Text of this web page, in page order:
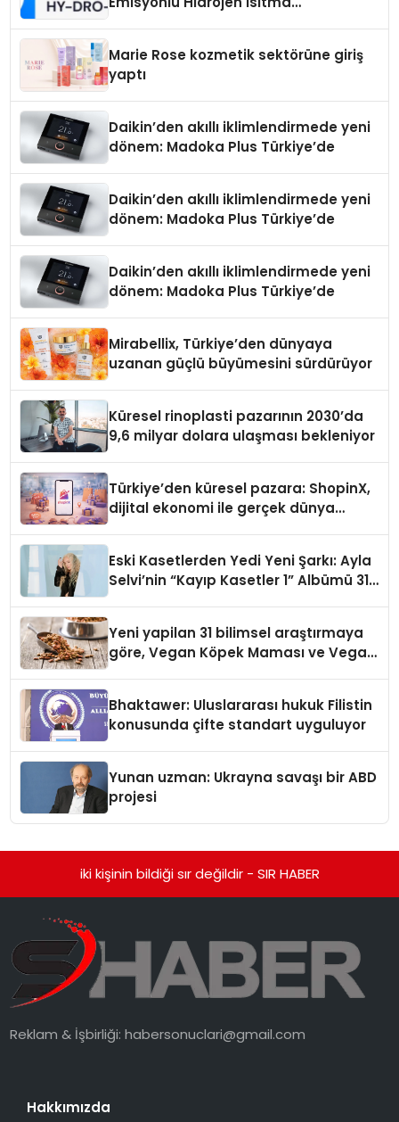
Marie Rose kozmetik sektörüne giriş
yaptı
Daikin’den akıllı iklimlendirmede yeni
dönem: Madoka Plus Türkiye’de
Daikin’den akıllı iklimlendirmede yeni
dönem: Madoka Plus Türkiye’de
Daikin’den akıllı iklimlendirmede yeni
dönem: Madoka Plus Türkiye’de
Mirabellix, Türkiye’den dünyaya
uzanan güçlü büyümesini sürdürüyor
Küresel rinoplasti pazarının 2030’da
9,6 milyar dolara ulaşması bekleniyor
Türkiye’den küresel pazara: ShopinX,
dijital ekonomi ile gerçek dünya
Eski Kasetlerden Yedi Yeni Şarkı: Ayla
Selvi’nin “Kayıp Kasetler 1” Albümü 31
Yeni yapilan 31 bilimsel araştırmaya
göre, Vegan Köpek Maması ve Vegan
Bhaktawer: Uluslararası hukuk Filistin
konusunda çifte standart uyguluyor
Yunan uzman: Ukrayna savaşı bir ABD
projesi
iki kişinin bildiği sır değildir - SIR HABER
Reklam & İşbirliği:habersonuclari@gmail.com
Hakkımızda